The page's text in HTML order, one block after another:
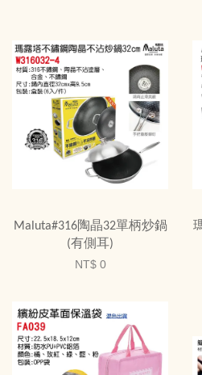
Maluta#316陶晶32單柄炒鍋
(有側耳)
NT$ 0